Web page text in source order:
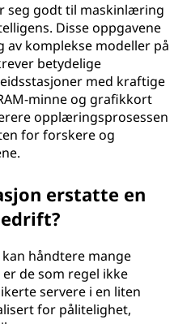
seg godt til maskinlæring
Disse oppgavene
komplekse modeller på
betydelige
med kraftige
minne og grafikkort
opplæringsprosessen
for forskere og
erstatte en
håndtere mange
de som regel ikke
servere i en liten
for pålitelighet,